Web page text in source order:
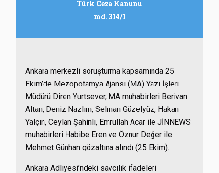
Türk Ceza Kanunu
md. 314/1
Ankara merkezli soruşturma kapsamında 25
Ekim’de Mezopotamya Ajansı (MA) Yazı İşleri
Müdürü Diren Yurtsever, MA muhabirleri Berivan
Altan, Deniz Nazlım, Selman Güzelyüz, Hakan
Yalçın, Ceylan Şahinli, Emrullah Acar ile JİNNEWS
muhabirleri Habibe Eren ve Öznur Değer ile
Mehmet Günhan gözaltına alındı (25 Ekim).
Ankara Adliyesi’ndeki savcılık ifadeleri